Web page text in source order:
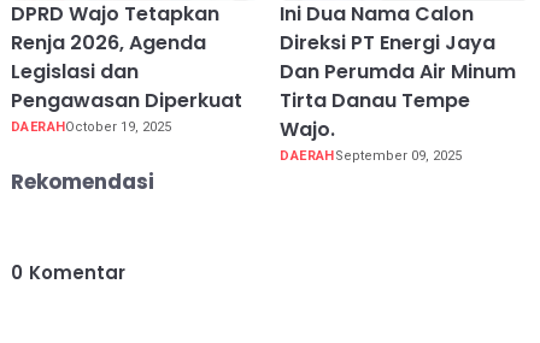
DPRD Wajo Tetapkan
Renja 2026, Agenda
Legislasi dan
Pengawasan Diperkuat
DAERAHOctober 19, 2025
Ini Dua Nama Calon
Direksi PT Energi Jaya
Dan Perumda Air Minum
Tirta Danau Tempe
Wajo.
DAERAHSeptember 09, 2025
Rekomendasi
0 Komentar